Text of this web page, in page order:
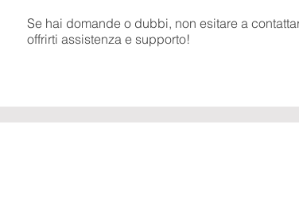
Se hai domande o dubbi, non esitare a
offrirti assistenza e supporto!